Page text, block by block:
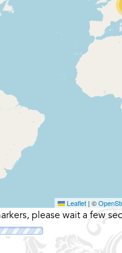
Leaflet | ©
please wait a few